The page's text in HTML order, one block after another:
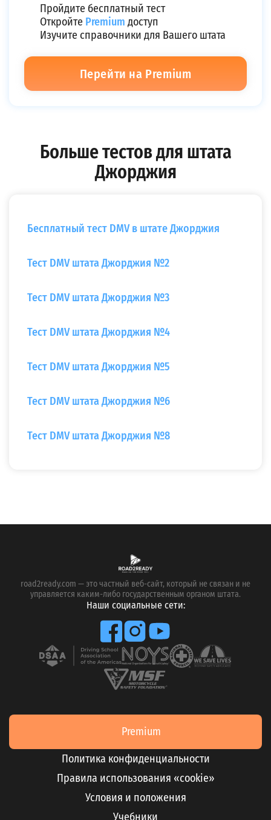
Пройдите бесплатный тест
Откройте Premium доступ
Изучите справочники для Вашего штата
Перейти на Premium
Больше тестов для штата
Джорджия
Бесплатный тест DMV в штате Джорджия
Тест DMV штата Джорджия №2
Тест DMV штата Джорджия №3
Тест DMV штата Джорджия №4
Тест DMV штата Джорджия №5
Тест DMV штата Джорджия №6
Тест DMV штата Джорджия №8
road2ready.com — это частный веб-сайт, который не связан и не
управляется каким-либо государственным органом штата.
Наши социальные сети:
Учебники
Premium
Политика конфиденциальности
Правила использования «cookie»
Условия и положения